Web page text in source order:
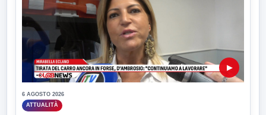
▶
6 AGOSTO 2026
ATTUALITÀ